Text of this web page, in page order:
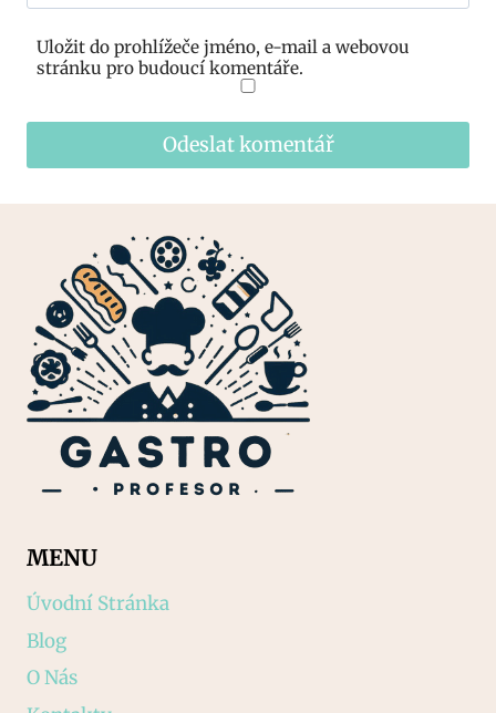
Uložit do prohlížeče jméno, e-mail a webovou
stránku pro budoucí komentáře.
MENU
Úvodní Stránka
Blog
O Nás